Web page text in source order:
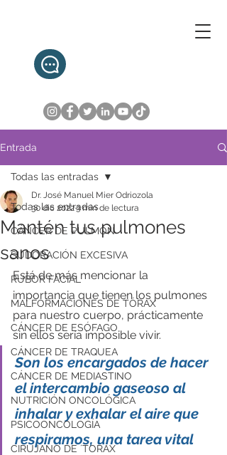
Entrada
Todas las entradas
CÁNCER DE PULMÓN
SUDORACIÓN EXCESIVA
RUBOR FACIAL
MALFORMACIONES DE TÓRAX
CÁNCER DE ESÓFAGO
CÁNCER DE TRAQUEA
CÁNCER DE MEDIASTINO
NUTRICIÓN ONCOLÓGICA
PSICOONCOLOGÍA
CIRUJANO DE ´TORAX
Todas las entradas
Mantén tus pulmones
sanos
Dr. José Manuel Mier Odriozola
30 dic 20223 min de lectura
Está de más mencionar la
importancia que tienen los pulmones
para nuestro cuerpo, prácticamente
sin ellos sería imposible vivir.
Son los encargados de hacer
el intercambio gaseoso al
inhalar y exhalar el aire que
respiramos, una tarea vital